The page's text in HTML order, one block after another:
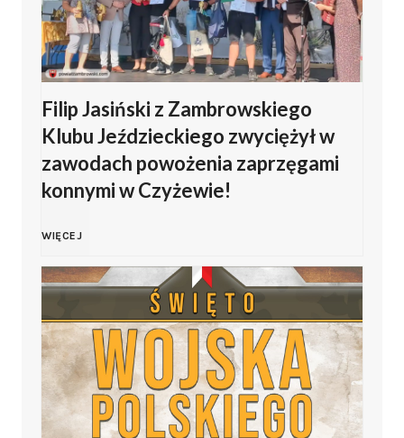
t
o
W
j
k
a
P
Filip Jasiński z Zambrowskiego
Klubu Jeździeckiego zwyciężył w
zawodach powożenia zaprzęgami
konnymi w Czyżewie!
WIĘCEJF
i
l
p